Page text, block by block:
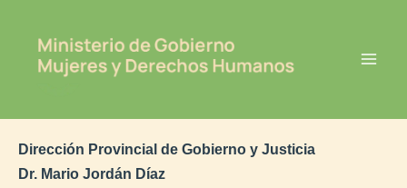
contenido
Dirección Provincial de Gobierno y Justicia
Dr. Mario Jordán Díaz